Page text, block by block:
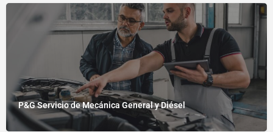
P&G Servicio de Mecánica General y Diésel